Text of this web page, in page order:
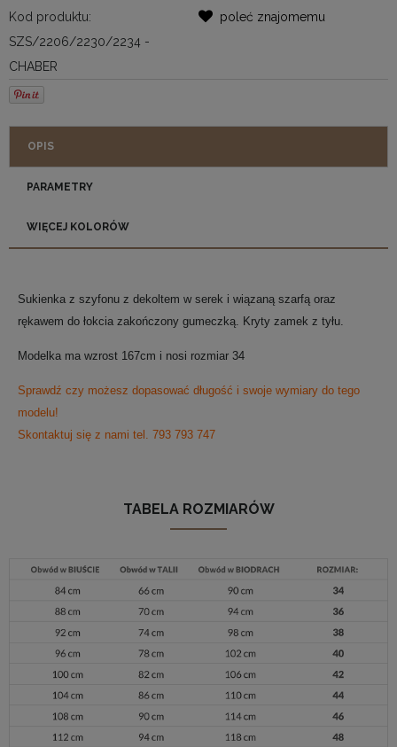
Kod produktu:
SZS/2206/2230/2234 -
CHABER
poleć znajomemu
OPIS
PARAMETRY
WIĘCEJ KOLORÓW
Sukienka z szyfonu z dekoltem w serek i wiązaną szarfą oraz
rękawem do łokcia zakończony gumeczką.
Kryty zamek z tyłu.
Modelka ma wzrost 167cm i nosi rozmiar 34
Sprawdź czy możesz dopasować długość i swoje wymiary do tego
modelu!
Skontaktuj się z nami tel. 793 793 747
TABELA ROZMIARÓW